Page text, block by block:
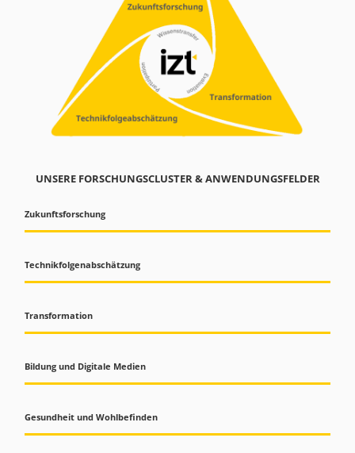
UNSERE FORSCHUNGSCLUSTER & ANWENDUNGSFELDER
Zukunftsforschung
Technikfolgenabschätzung
Transformation
Bildung und Digitale Medien
Gesundheit und Wohlbefinden